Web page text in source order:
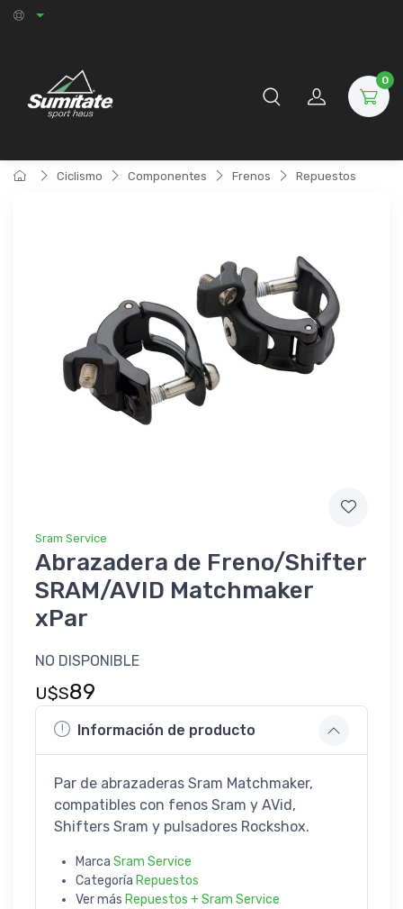
0
Ciclismo Componentes Frenos Repuestos
Sram Service
Abrazadera de Freno/Shifter
SRAM/AVID Matchmaker
xPar
NO DISPONIBLE
U$S89
Información de producto
Par de abrazaderas Sram Matchmaker,
compatibles con fenos Sram y AVid,
Shifters Sram y pulsadores Rockshox.
Marca Sram Service
Categoría Repuestos
Ver más Repuestos + Sram Service